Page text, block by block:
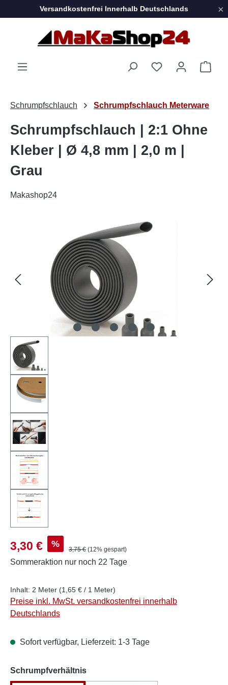
Zum Hauptinhalt springen
Versandkostenfrei Innerhalb Deutschlands ×
Schrumpfschlauch Schrumpfschlauch Meterware
Schrumpfschlauch | 2:1 Ohne
Kleber | Ø 4,8 mm | 2,0 m |
Grau
Makashop24
Verkaufspreis:
3,30 € % Regulärer Preis:
3,75 € (12% gespart)
Sommeraktion nur noch 22 Tage
Inhalt: 2 Meter (1,65 € / 1 Meter)
Preise inkl. MwSt. versandkostenfrei innerhalb
Deutschlands
Sofort verfügbar, Lieferzeit: 1-3 Tage
Schrumpfverhältnisauswählen